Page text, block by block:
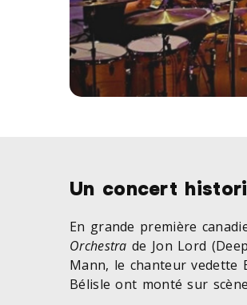
Un concert
En grande première
Orchestra de Jon Lord
Mann, le chanteur vedette
Bélisle ont monté sur